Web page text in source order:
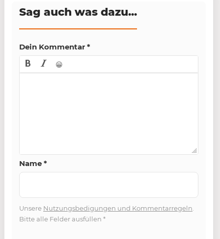
Sag auch was dazu...
Dein Kommentar *
😀
Name *
Unsere Nutzungsbedigungen und Kommentarregeln.
Bitte alle Felder ausfüllen *